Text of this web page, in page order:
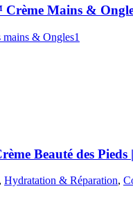
Mains &
mains & Ongles1
Beauté des Pieds
, Hydratation & Réparation,